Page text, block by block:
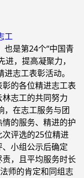
工
也是第24个“中国青
，提高凝聚力，
志工表彰活动。
的各位精进志工表
志工的共同努力
，在志工服务与团
的服务、精进的护
评选的25位精进
小组公示后确定
，且平均服务时长
师的肯定和同组志